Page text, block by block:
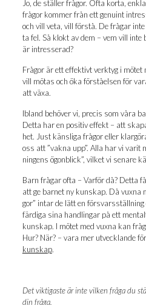
Jo, de stäl­ler frå­gor. Ofta kor­ta,
frå­gor kom­mer från ett genu­int
och vill veta, vill för­stå. De frå­gar
ta fel. Så klokt av dem – vem vill inte
är intresserad?
Frå­gor är ett effek­tivt verk­tyg i
vill mötas och öka för­stå­el­sen för
att växa.
Ibland behö­ver vi, pre­cis som våra
Det­ta har en posi­tiv effekt – att
het. Just käns­li­ga frå­gor eller
oss att ”vak­na upp”. Alla har vi
ning­ens ögon­blick”, vil­ket vi sena­re
Barn frå­gar ofta – Var­för då? Det­ta
att ge bar­net ny kun­skap. Då
gor” intar de lätt en
fär­di­ga sina hand­ling­ar på ett
kun­skap. I mötet med vux­na kan
Hur? När? – vara mer utveck­lan­de
kun­skap.
Det vik­ti­gas­te är inte vil­ken frå­ga du
din fråga.